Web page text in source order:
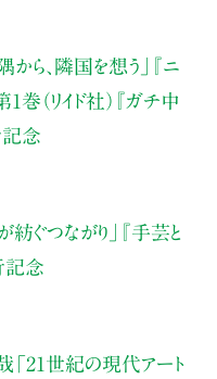
から、隣国を想う」
『ニ
巻（リイド社） 『ガチ中
記念
紡ぐつながり」
『手芸と
記念
「21世紀の現代アート